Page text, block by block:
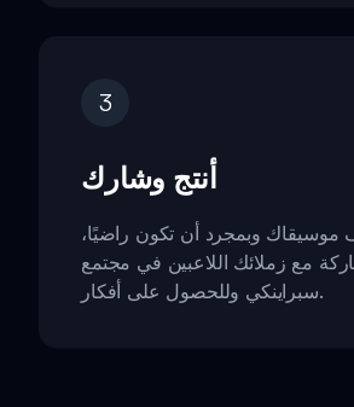
3
أنتج وشارك
موسيقاك وبمجرد أن تكون راضيًا،
مع زملائك اللاعبين في مجتمع
سبراينكي وللحصول على أفكار.